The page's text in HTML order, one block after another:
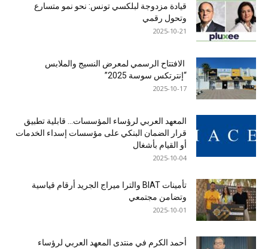
قيادة مزدوجة لبلكسي تونس: نحو نمو متسارع
وتحول رقمي
2025-10-21
الافتتاح الرسمي لمعرض النسيج والملابس
“إنترتكس سوسة 2025”
2025-10-17
المعهد العربي لرؤساء المؤسسات… قابلية تطبيق
قرار الضمان البنكي على مؤسسات إسداء الخدمات
أو القيام بأشغال
2025-10-04
تأمينات BIAT والترا ميراج الجريد أرقام قياسية
وتضامن مجتمعي
2025-10-01
أحمد الكرم في منتدى المعهد العربي لرؤساء